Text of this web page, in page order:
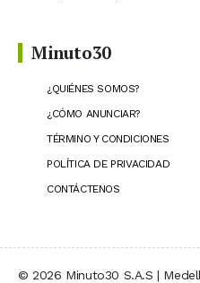
Minuto30
¿QUIÉNES SOMOS?
¿CÓMO ANUNCIAR?
TÉRMINO Y CONDICIONES
POLÍTICA DE PRIVACIDAD
CONTÁCTENOS
© 2026 Minuto30 S.A.S |